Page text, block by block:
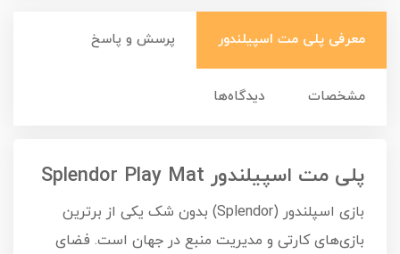
معرفی پلی مت اسپیلندور پرسش و پاسخ
مشخصات دیدگاه‌ها
پلی مت اسپیلندور Splendor Play Mat
بازی اسپلندور (Splendor) بدون شک یکی از برترین
بازی‌های کارتی و مدیریت منبع در جهان است. فضای